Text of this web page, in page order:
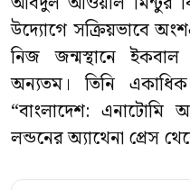
উদ্যোগে সক্রিয়ভাবে
নিজ জন্মস্থানে ইকবাল
অন্যতম। তিনি
“বাংলাদেশ: এনাটোমি
লন্ডনের অ্যাথেনা প্রেস